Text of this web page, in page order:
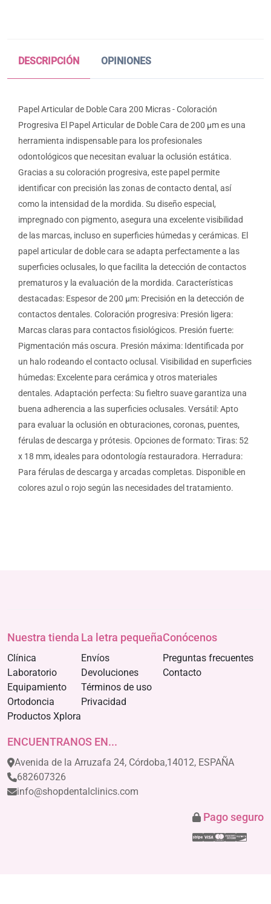
DESCRIPCIÓN OPINIONES
Papel Articular de Doble Cara 200 Micras - Coloración
Progresiva El Papel Articular de Doble Cara de 200 µm es una
herramienta indispensable para los profesionales
odontológicos que necesitan evaluar la oclusión estática.
Gracias a su coloración progresiva, este papel permite
identificar con precisión las zonas de contacto dental, así
como la intensidad de la mordida. Su diseño especial,
impregnado con pigmento, asegura una excelente visibilidad
de las marcas, incluso en superficies húmedas y cerámicas. El
papel articular de doble cara se adapta perfectamente a las
superficies oclusales, lo que facilita la detección de contactos
prematuros y la evaluación de la mordida. Características
destacadas: Espesor de 200 µm: Precisión en la detección de
contactos dentales. Coloración progresiva: Presión ligera:
Marcas claras para contactos fisiológicos. Presión fuerte:
Pigmentación más oscura. Presión máxima: Identificada por
un halo rodeando el contacto oclusal. Visibilidad en superficies
húmedas: Excelente para cerámica y otros materiales
dentales. Adaptación perfecta: Su fieltro suave garantiza una
buena adherencia a las superficies oclusales. Versátil: Apto
para evaluar la oclusión en obturaciones, coronas, puentes,
férulas de descarga y prótesis. Opciones de formato: Tiras: 52
x 18 mm, ideales para odontología restauradora. Herradura:
Para férulas de descarga y arcadas completas. Disponible en
colores azul o rojo según las necesidades del tratamiento.
Nuestra tienda
Clínica
Laboratorio
Equipamiento
Ortodoncia
Productos Xplora
La letra pequeña
Envíos
Devoluciones
Términos de uso
Privacidad
Conócenos
Preguntas frecuentes
Contacto
ENCUENTRANOS EN...
Avenida de la Arruzafa 24, Córdoba,14012, ESPAÑA
682607326
info@shopdentalclinics.com
Pago seguro
Stripe
Visa